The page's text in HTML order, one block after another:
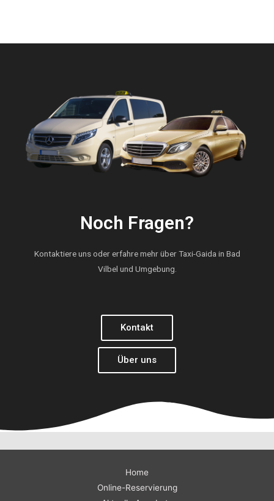
Noch Fragen?
Kontaktiere uns oder erfahre mehr über Taxi-Gaida in Bad
Vilbel und Umgebung.
Kontakt
Über uns
Home
Online-Reservierung